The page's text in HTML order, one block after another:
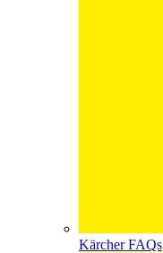
Kärcher FAQs